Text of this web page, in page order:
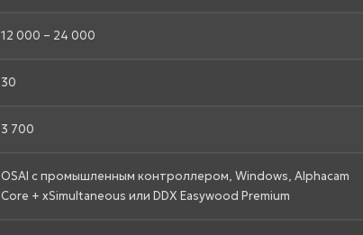
12 000 – 24 000
30
3 700
OSAI с промышленным контроллером, Windows, Alphacam
Core + xSimultaneous или DDX Easywood Premium